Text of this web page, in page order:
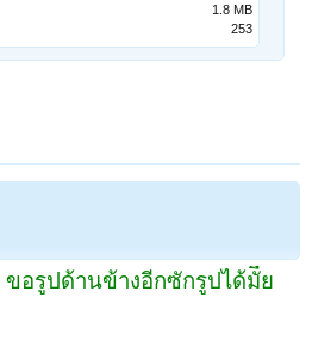
1.8 MB
253
ขอรูปด้านข้างอีกซักรูปได้มัีย